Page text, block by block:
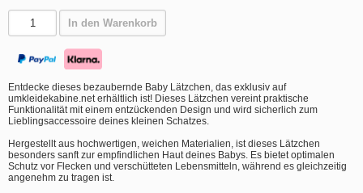
In den Warenkorb
Entdecke dieses bezaubernde Baby Lätzchen, das exklusiv auf
umkleidekabine.net erhältlich ist! Dieses Lätzchen vereint praktische
Funktionalität mit einem entzückenden Design und wird sicherlich zum
Lieblingsaccessoire deines kleinen Schatzes.
Hergestellt aus hochwertigen, weichen Materialien, ist dieses Lätzchen
besonders sanft zur empfindlichen Haut deines Babys. Es bietet optimalen
Schutz vor Flecken und verschütteten Lebensmitteln, während es gleichzeitig
angenehm zu tragen ist.